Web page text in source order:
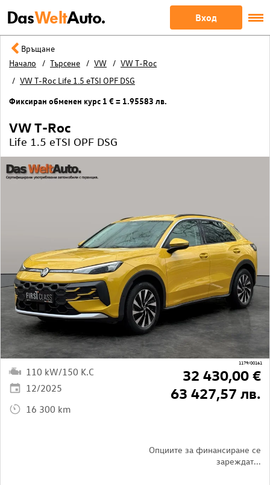
DasWeltAuto. Вход
Връщане
Начало
Търсене VW
VW T-Roc
VW T-Roc Life 1.5 eTSI OPF DSG
Фиксиран обменен курс 1 € = 1.95583 лв.
1179/00161
VW T-Roc
Life 1.5 eTSI OPF DSG
110 kW/150 K.C
12/2025
16 300 km
Опциите за финансиране се
зареждат...
32 430,00 €
63 427,57 лв.